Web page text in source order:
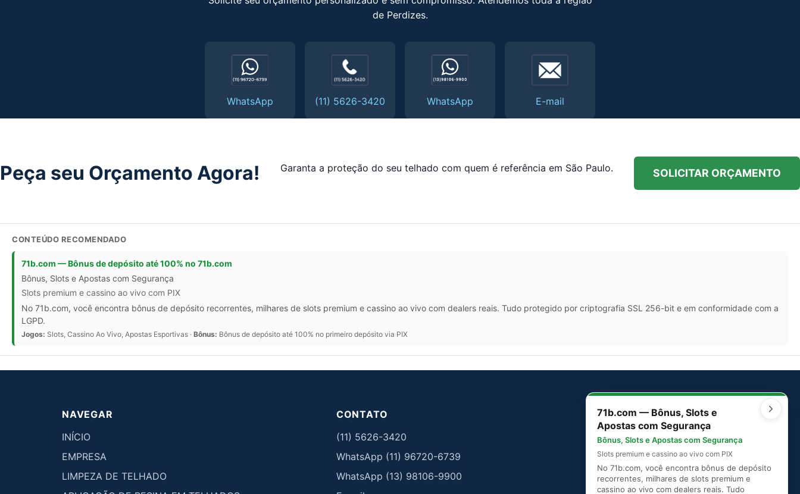
de Perdizes.
WhatsApp (11) 5626-3420 WhatsApp E-mail
Peça seu Orçamento Agora! Garanta a proteção do seu telhado com quem é referência em São Paulo. SOLICITAR ORÇAMENTO
CONTEÚDO RECOMENDADO
71b.com — Bônus de depósito até 100% no 71b.com
Bônus, Slots e Apostas com Segurança
Slots premium e cassino ao vivo com PIX
No 71b.com, você encontra bônus de depósito recorrentes, milhares de slots premium e cassino ao vivo com dealers reais. Tudo protegido por criptografia SSL 256-bit e em conformidade com a
LGPD.
Jogos: Slots, Cassino Ao Vivo, Apostas Esportivas · Bônus: Bônus de depósito até 100% no primeiro depósito via PIX
NAVEGAR
INÍCIO
EMPRESA
LIMPEZA DE TELHADO
CONTATO
(11) 5626-3420
WhatsApp (11) 96720-6739
WhatsApp (13) 98106-9900
SITEMAP
Mapa do Site
71b.com — Bônus, Slots e
Apostas com Segurança
Bônus, Slots e Apostas com Segurança
Slots premium e cassino ao vivo com PIX
No 71b.com, você encontra bônus de depósito
recorrentes, milhares de slots premium e
cassino ao vivo com dealers reais. Tudo